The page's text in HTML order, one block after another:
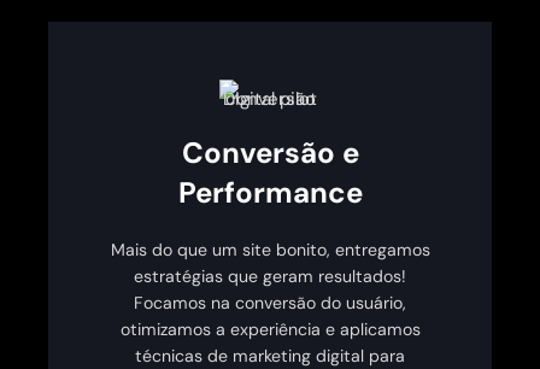
Conversão e
Performance
Mais do que um site bonito, entregamos
estratégias que geram resultados!
Focamos na conversão do usuário,
otimizamos a experiência e aplicamos
técnicas de marketing digital para